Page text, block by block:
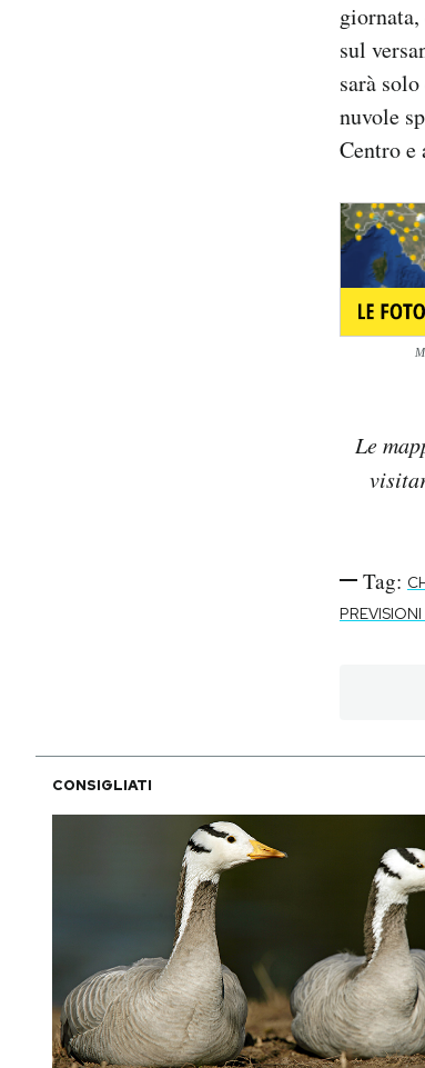
sul
sarà
nuvole
Centro e
Le
Tag:
CONSIGLIATI